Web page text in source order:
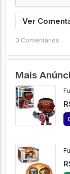
Ver
0 Comentários
Mais